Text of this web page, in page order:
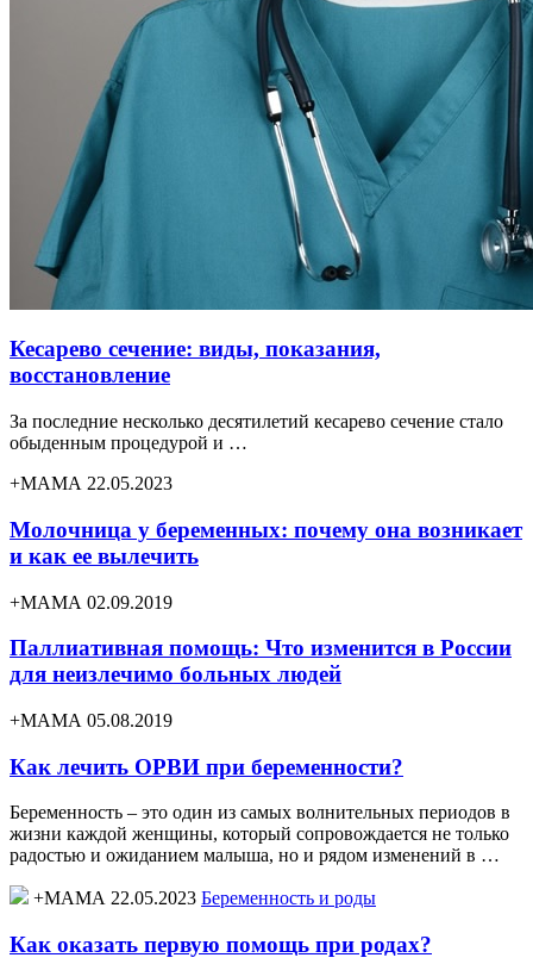
Кесарево сечение: виды, показания,
восстановление
За последние несколько десятилетий кесарево сечение стало
обыденным процедурой и …
+МАМА 22.05.2023
Молочница у беременных: почему она возникает
и как ее вылечить
+МАМА 02.09.2019
Паллиативная помощь: Что изменится в России
для неизлечимо больных людей
+МАМА 05.08.2019
Как лечить ОРВИ при беременности?
Беременность – это один из самых волнительных периодов в
жизни каждой женщины, который сопровождается не только
радостью и ожиданием малыша, но и рядом изменений в …
+МАМА 22.05.2023 Беременность и роды
Как оказать первую помощь при родах?